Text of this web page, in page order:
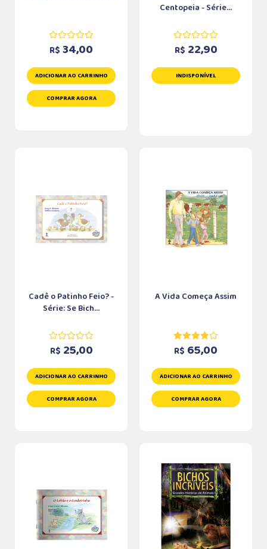
R$ 34,00
ADICIONAR AO CARRINHO
COMPRAR AGORA
Centopeia - Série...
R$ 22,90
INDISPONÍVEL
Cadê o Patinho Feio? -
Série: Se Bich...
R$ 25,00
ADICIONAR AO CARRINHO
COMPRAR AGORA
A Vida Começa Assim
R$ 65,00
ADICIONAR AO CARRINHO
COMPRAR AGORA